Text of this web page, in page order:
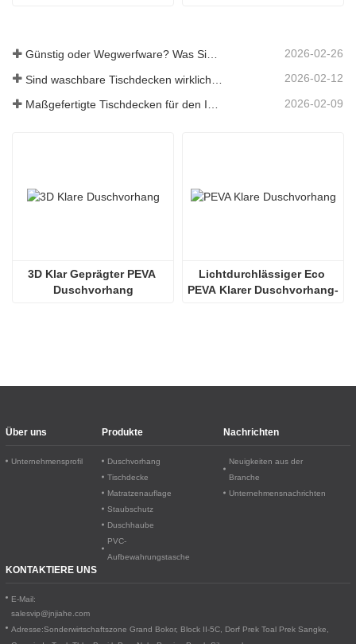
Günstig oder Wegwerfware? Was Sie über preiswerte Tischdecken wissen sollten 2026-02-26
2026-02-12
2026-02-09
3D Klar Geprägter PEVA
Duschvorhang
Lichtdurchlässiger Eco
PEVA Klarer Duschvorhang-
Über uns
Unternehmensprofil
Produkte
Duschvorhang
Tischdecke
Matratzenauflage
Staubschutz
Duschhaube
PVC-
Aufbewahrungstasche
Nachrichten
Neuigkeiten aus der
Branche
Unternehmensnachrichten
KONTAKTIERE UNS
E-Mail:
salesvip@jnjiahe.com
Adresse:Sonderwirtschaftszone Grand Bokor, Block II-5C, Dorf Prek Toal Prek Sangke,